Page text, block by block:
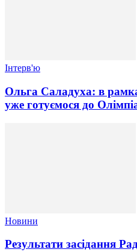
Інтерв'ю
Ольга Саладуха: в
уже готуємося до
Новини
Результати засідання